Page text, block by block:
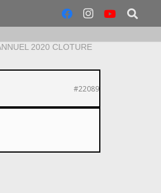
2020 CLOTURE
#22089